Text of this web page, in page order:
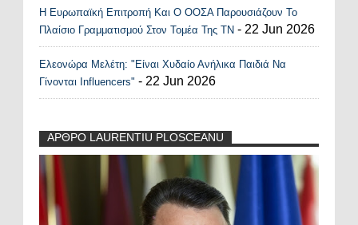
Η Ευρωπαϊκή Επιτροπή Και Ο ΟΟΣΑ Παρουσιάζουν Το
Πλαίσιο Γραμματισμού Στον Τομέα Της ΤΝ - 22 Jun 2026
Ελεονώρα Μελέτη: "Είναι Χυδαίο Ανήλικα Παιδιά Να
Γίνονται Influencers" - 22 Jun 2026
ΑΡΘΡΟ LAURENTIU PLOSCEANU